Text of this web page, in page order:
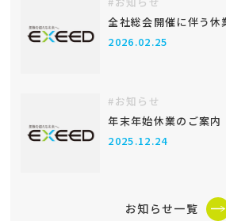
全社総会開催に伴う休
2026.02.25
#お知らせ
年末年始休業のご案内
2025.12.24
お知らせ一覧